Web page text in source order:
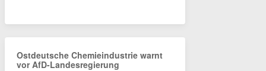
Ostdeutsche Chemieindustrie warnt
vor AfD-Landesregierung